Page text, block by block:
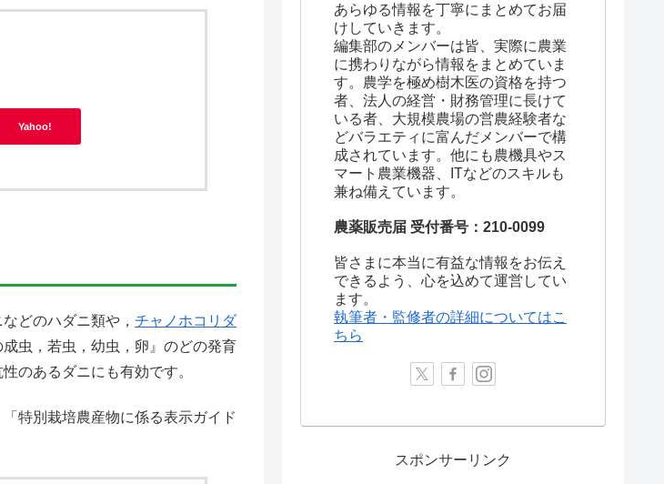
Yahoo!
どのハダニ類や， チャノホコリダ
虫，若虫，幼虫，卵』のどの発育
のあるダニにも有効です。
特別栽培農産物に係る表示ガイド
あらゆる情報を丁寧にまとめてお届
けしていきます。
編集部のメンバーは皆、実際に農業
に携わりながら情報をまとめていま
す。農学を極め樹木医の資格を持つ
者、法人の経営・財務管理に長けて
いる者、大規模農場の営農経験者な
どバラエティに富んだメンバーで構
成されています。他にも農機具やス
マート農業機器、ITなどのスキルも
兼ね備えています。
農薬販売届 受付番号：210-0099
皆さまに本当に有益な情報をお伝え
できるよう、心を込めて運営してい
ます。
執筆者・監修者の詳細についてはこ
ちら
スポンサーリンク